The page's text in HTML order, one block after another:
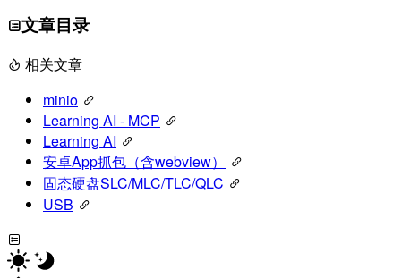
文章目录
相关文章
minio
Learning AI - MCP
Learning AI
安卓App抓包（含webview）
固态硬盘SLC/MLC/TLC/QLC
USB